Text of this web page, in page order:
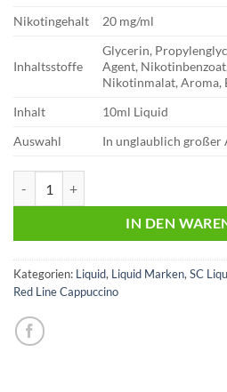
Nikotingehalt
20 mg/ml
Inhaltsstoffe
Glycerin,
Agent,
Nikotinmalat, Aroma,
Inhalt
10ml Liquid
Auswahl
In unglaublich großer
IN DEN
Kategorien: Liquid, Liquid Marken, SC
Red Line Cappuccino